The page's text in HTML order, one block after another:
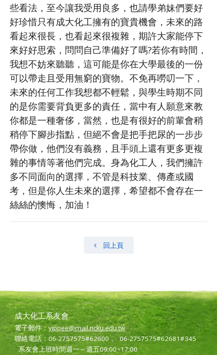
些看法，至今讓我受用良多，也請學弟妹們要好
好珍惜只有成大化工擁有的寶貴機會，未來的路
看起來很長，也看起來很複雜，期許大家能停下
來好好思索，問問自己準備好了嗎?若你有時間，
我想不妨來聽聽，這可能是你在大學最後的一份
可以帶走且受用無窮的寶物。不免再嘮叨一下，
未來的任何工作我想都不輕鬆，與學生時期不同
的是你需要背負更多的責任，當中有人願意來教
你都是一種奢侈，當然，也是有很好的前輩會稍
稍停下腳步指點，但絕不會是把手把尿的一步步
帶你做，他們沒有義務，且手頭上還有更多更複
雜的事情等著他們完成。身為化工人，我們擁許
多不同面向的選擇，不管是科技業、傳產或國
考，但是你人生未來的選擇，希望都不會存在一
絲絲的懊悔，加油！
回上頁
成大化工系友會
電子郵件：yippee@mail.ncku.edu.tw
聯絡電話：06-2757575#62600 、 06-2757575#62681#345
系友會上班時間週一～週五09:00~17:00